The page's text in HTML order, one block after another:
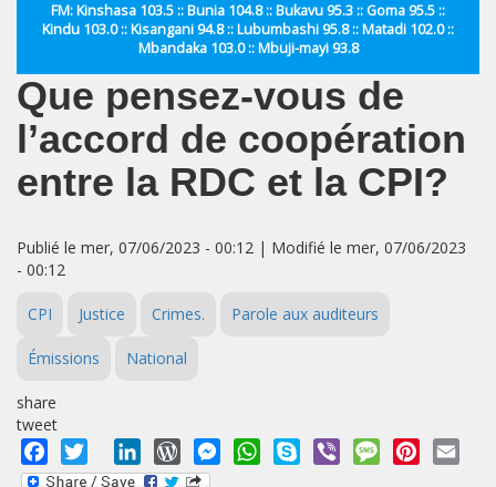
FM: Kinshasa 103.5 :: Bunia 104.8 :: Bukavu 95.3 :: Goma 95.5 ::
Kindu 103.0 :: Kisangani 94.8 :: Lubumbashi 95.8 :: Matadi 102.0 ::
Mbandaka 103.0 :: Mbuji-mayi 93.8
Que pensez-vous de
l’accord de coopération
entre la RDC et la CPI?
Publié le mer, 07/06/2023 - 00:12 | Modifié le mer, 07/06/2023
- 00:12
CPI Justice Crimes. Parole aux auditeurs
Émissions National
share
tweet
Facebook
Twitter LinkedInWordPressMessengerWhatsApp
Skype Viber MessagePinterest